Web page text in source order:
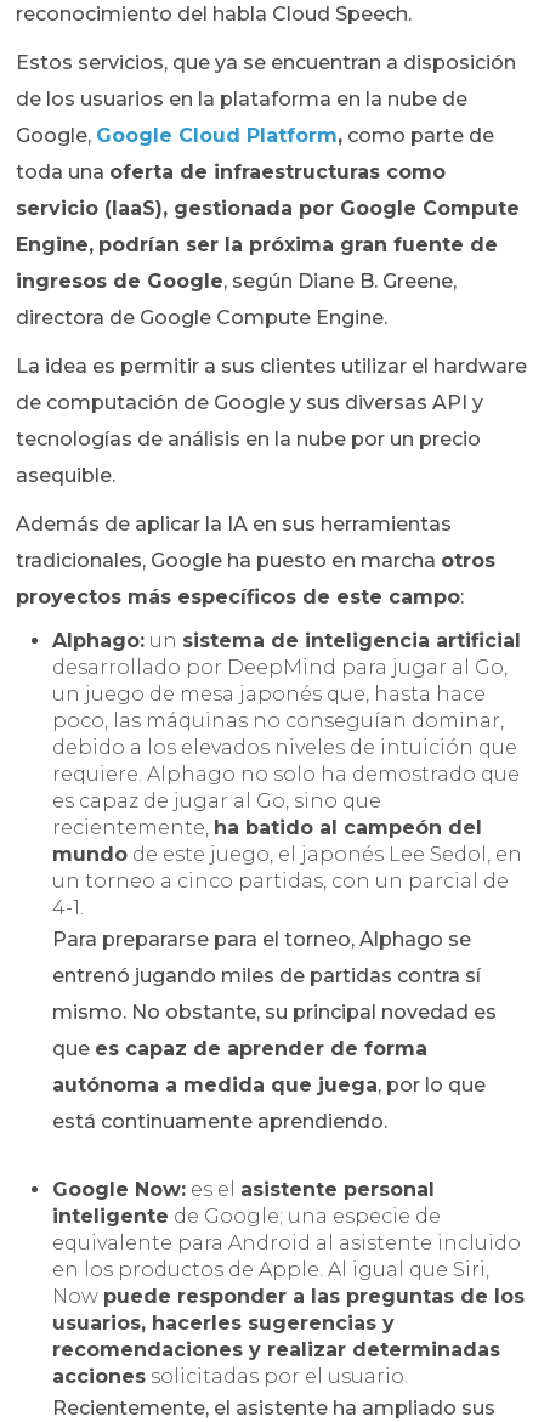
reconocimiento del habla Cloud Speech.
Estos servicios, que ya se encuentran a disposición
de los usuarios en la plataforma en la nube de
Google, Google Cloud Platform, como parte de
toda una oferta de infraestructuras como
servicio (IaaS), gestionada por Google Compute
Engine, podrían ser la próxima gran fuente de
ingresos de Google, según Diane B. Greene,
directora de Google Compute Engine.
La idea es permitir a sus clientes utilizar el hardware
de computación de Google y sus diversas API y
tecnologías de análisis en la nube por un precio
asequible.
Además de aplicar la IA en sus herramientas
tradicionales, Google ha puesto en marcha otros
proyectos más específicos de este campo:
Alphago: un sistema de inteligencia artificial
desarrollado por DeepMind para jugar al Go,
un juego de mesa japonés que, hasta hace
poco, las máquinas no conseguían dominar,
debido a los elevados niveles de intuición que
requiere. Alphago no solo ha demostrado que
es capaz de jugar al Go, sino que
recientemente, ha batido al campeón del
mundo de este juego, el japonés Lee Sedol, en
un torneo a cinco partidas, con un parcial de
4-1.
Para prepararse para el torneo, Alphago se
entrenó jugando miles de partidas contra sí
mismo. No obstante, su principal novedad es
que es capaz de aprender de forma
autónoma a medida que juega, por lo que
está continuamente aprendiendo.
Google Now: es el asistente personal
inteligente de Google; una especie de
equivalente para Android al asistente incluido
en los productos de Apple. Al igual que Siri,
Now puede responder a las preguntas de los
usuarios, hacerles sugerencias y
recomendaciones y realizar determinadas
acciones solicitadas por el usuario.
Recientemente, el asistente ha ampliado sus